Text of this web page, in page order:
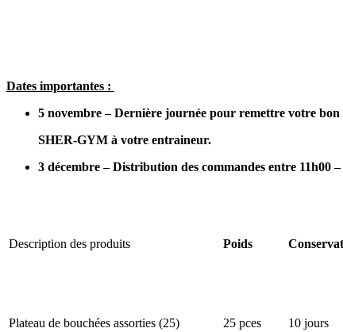
Dates importantes :
5 novembre– Dernière journée pour remettre votre bon
SHER-GYM à votre entraineur.
3 décembre– Distribution des commandes entre 11h00 –
Description des produits Poids
Plateau de bouchées assorties (25) 25 pces 10 jours